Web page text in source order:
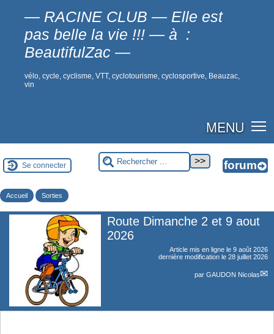
— RACINE CLUB — Elle est
pas belle la vie !!! — à :
BeautifulZac —
vélo, cycle, cyclisme, VTT, cyclotourisme, cyclosportive, Beauzac,
vin
MENU
Se connecter
Accueil Sorties
Route Dimanche 2 et 9 aout
2026
Article mis en ligne le 9 août 2026
dernière modification le 28 juillet 2026
par GAUDON Nicolas